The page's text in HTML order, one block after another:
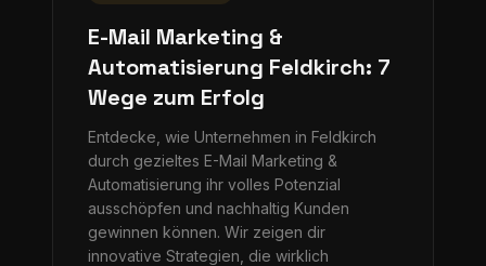
E-Mail Marketing &
Automatisierung Feldkirch: 7
Wege zum Erfolg
Entdecke, wie Unternehmen in Feldkirch
durch gezieltes E-Mail Marketing &
Automatisierung ihr volles Potenzial
ausschöpfen und nachhaltig Kunden
gewinnen können. Wir zeigen dir
innovative Strategien, die wirklich